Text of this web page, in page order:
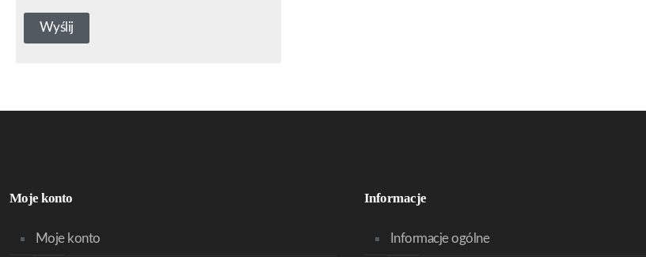
Moje konto
Moje konto
Informacje
Informacje ogólne